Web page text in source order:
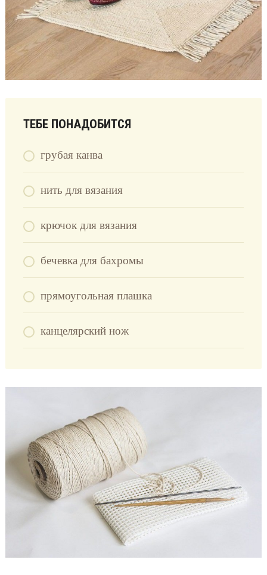
ТЕБЕ ПОНАДОБИТСЯ
грубая канва
нить для вязания
крючок для вязания
бечевка для бахромы
прямоугольная плашка
канцелярский нож